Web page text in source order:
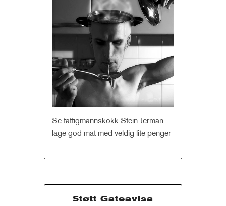
Se fattigmannskokk Stein Jerman
lage god mat med veldig lite penger
Støtt Gateavisa